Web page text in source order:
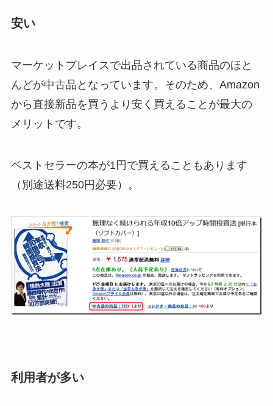
安い
マーケットプレイスで出品されている商品のほと
んどが中古品となっています。そのため、Amazon
から直接新品を買うより安く買えることが最大の
メリットです。
ベストセラーの本が1円で買えることもあります
（別途送料250円必要）。
利用者が多い